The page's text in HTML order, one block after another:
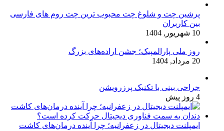
پرشین چت و شلوغ چت محبوب ترین چت روم های فارسی
بین کاربران
10 شهریور, 1404
روز ملی پارالمپیک؛ جشن اراده‌های بزرگ
20 مرداد, 1404
جراحی بینی با تکنیک پرزرویشن
4 روز پیش
ایمپلنت دیجیتال در زعفرانیه؛ چرا آینده درمان‌های کاشت